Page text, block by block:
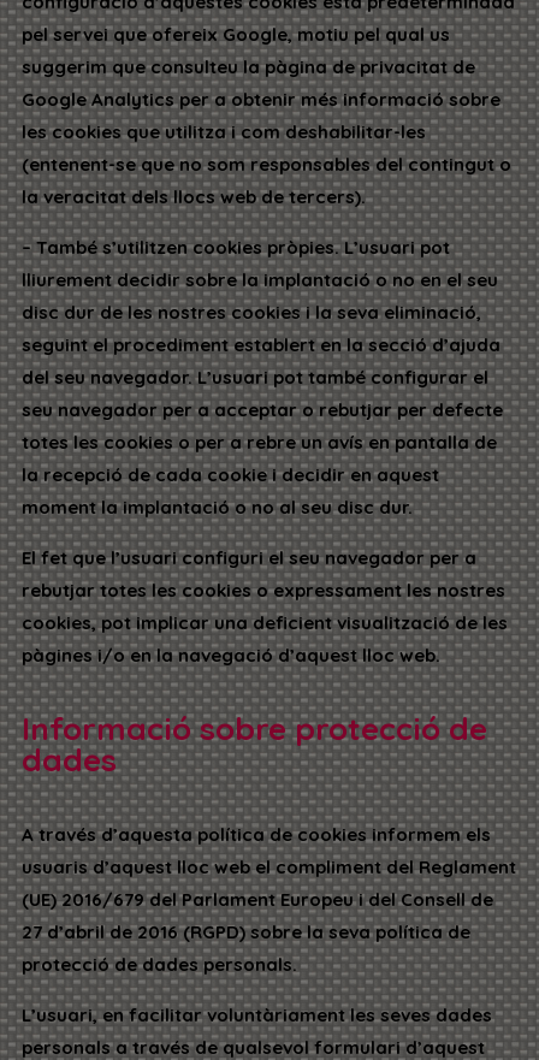
pel servei que ofereix Google, motiu pel qual us
suggerim que consulteu la pàgina de privacitat de
Google Analytics per a obtenir més informació sobre
les cookies que utilitza i com deshabilitar-les
(entenent-se que no som responsables del contingut o
la veracitat dels llocs web de tercers).
– També s’utilitzen cookies pròpies. L’usuari pot
lliurement decidir sobre la implantació o no en el seu
disc dur de les nostres cookies i la seva eliminació,
seguint el procediment establert en la secció d’ajuda
del seu navegador. L’usuari pot també configurar el
seu navegador per a acceptar o rebutjar per defecte
totes les cookies o per a rebre un avís en pantalla de
la recepció de cada cookie i decidir en aquest
moment la implantació o no al seu disc dur.
El fet que l’usuari configuri el seu navegador per a
rebutjar totes les cookies o expressament les nostres
cookies, pot implicar una deficient visualització de les
pàgines i/o en la navegació d’aquest lloc web.
Informació sobre protecció de
dades
A través d’aquesta política de cookies informem els
usuaris d’aquest lloc web el compliment del Reglament
(UE) 2016/679 del Parlament Europeu i del Consell de
27 d’abril de 2016 (RGPD) sobre la seva política de
protecció de dades personals.
L’usuari, en facilitar voluntàriament les seves dades
personals a través de qualsevol formulari d’aquest